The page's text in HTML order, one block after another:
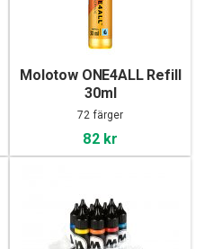
Molotow ONE4ALL Refill
30ml
72 färger
82 kr